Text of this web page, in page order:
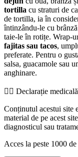
tortilla cu straturi de
de tortilla, ia în
întinzându-le cu
taie-le în rotițe. Wrap-
fajitas sau tacos,
preferate. Pentru o
salsa, guacamole sau
anghinare.
👨‍⚕️️ Declarație medicală
Conținutul acestui site
material de pe acest
diagnosticul sau
Acces la peste 1000